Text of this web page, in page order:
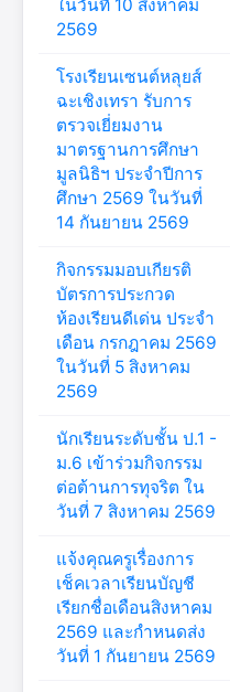
ในวันที่ 10 สิงหาคม
2569
โรงเรียนเซนต์หลุยส์
ฉะเชิงเทรา รับการ
ตรวจเยี่ยมงาน
มาตรฐานการศึกษา
มูลนิธิฯ ประจำปีการ
ศึกษา 2569 ในวันที่
14 กันยายน 2569
กิจกรรมมอบเกียรติ
บัตรการประกวด
ห้องเรียนดีเด่น ประจำ
เดือน กรกฎาคม 2569
ในวันที่ 5 สิงหาคม
2569
นักเรียนระดับชั้น ป.1 -
ม.6 เข้าร่วมกิจกรรม
ต่อต้านการทุจริต ใน
วันที่ 7 สิงหาคม 2569
แจ้งคุณครูเรื่องการ
เช็คเวลาเรียนบัญชี
เรียกชื่อเดือนสิงหาคม
2569 และกำหนดส่ง
วันที่ 1 กันยายน 2569